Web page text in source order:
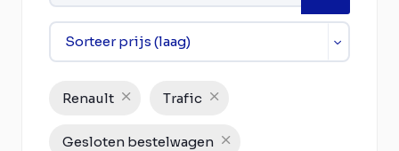
Renault Trafic
Gesloten bestelwagen